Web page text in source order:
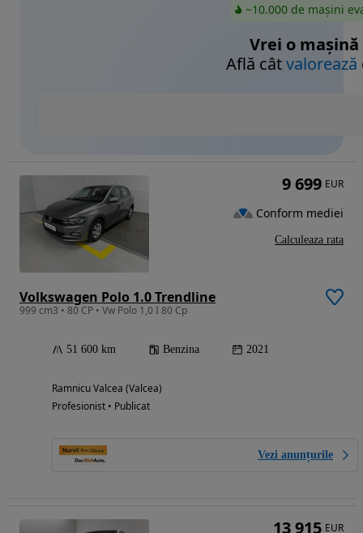
~10.000 de mașini
Vrei o mașină
Află câtvalorează
Volkswagen Polo 1.0 Trendline
999 cm3 • 80 CP • Vw Polo 1,0 I 80 Cp
51 600 km Benzina 2021
Ramnicu Valcea (Valcea)
Profesionist • Publicat
Vezi anunțurile
9 699 EUR
Conform mediei
Calculeaza rata
13 915 EUR